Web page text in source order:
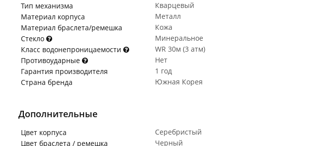
Тип механизма
Кварцевый
Материал корпуса
Металл
Материал браслета/ремешка
Кожа
Стекло
Минеральное
Класс водонепроницаемости
WR 30м (3 атм)
Противоударные
Нет
Гарантия производителя
1 год
Страна бренда
Южная Корея
Дополнительные
Цвет корпуса
Серебристый
Цвет браслета / ремешка
Черный